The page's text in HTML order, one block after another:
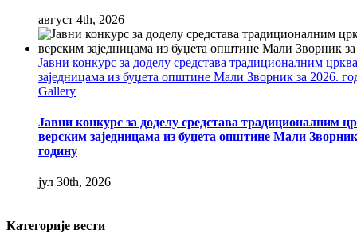
август 4th, 2026
Јавни конкурс за доделу средстава традиционалним
заједницама из буџета општине Мали Зворник за 2026.
Gallery
Јавни конкурс за доделу средстава традиционалним
верским заједницама из буџета општине Мали Зворник
годину
јул 30th, 2026
Категорије вести